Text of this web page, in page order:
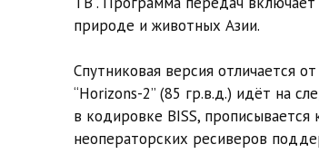
природе и животных Азии.
Спутниковая версия отличается
“Horizons-2” (85 гр.в.д.) идёт на
в кодировке BISS,
неоператорских ресиверов